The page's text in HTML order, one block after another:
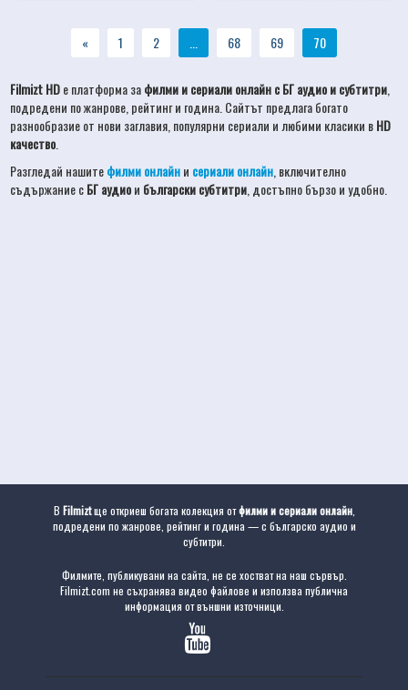
« 1 2 68 69 70
Filmizt HDе платформа зафилми и сериали онлайн с БГ аудио и субтитри,
подредени по жанрове, рейтинг и година. Сайтът предлага богато
разнообразие от нови заглавия, популярни сериали и любими класики вHD
качество.
Разгледай нашитефилми онлайни сериали онлайн, включително
съдържание сБГ аудиои български субтитри, достъпно бързо и удобно.
В Filmiztще откриеш богата колекция отфилми и сериали онлайн,
подредени по жанрове, рейтинг и година — с българско аудио и
субтитри.
Филмите, публикувани на сайта, не се хостват на наш сървър.
Filmizt.com не съхранява видео файлове и използва публична
информация от външни източници.